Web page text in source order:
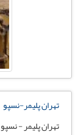
تهران پلیمر-نسپو
تهران پلیمر - نسپو